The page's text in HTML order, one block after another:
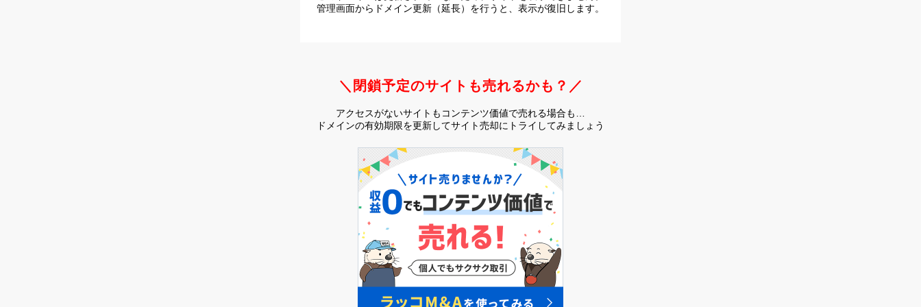
管理画面からドメイン更新（延長）を行うと、 表示が復旧します。
＼閉鎖予定のサイトも売れるかも？／
アクセスがないサイトもコンテンツ価値で売れる場合も…
ドメインの有効期限を更新してサイト売却にトライしてみましょう